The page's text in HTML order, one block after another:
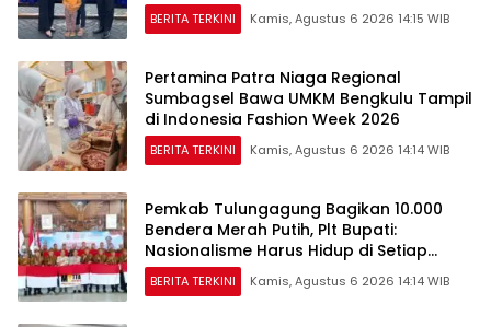
BERITA TERKINI Kamis, Agustus 6 2026 14:15 WIB
Pertamina Patra Niaga Regional
Sumbagsel Bawa UMKM Bengkulu Tampil
di Indonesia Fashion Week 2026
BERITA TERKINI Kamis, Agustus 6 2026 14:14 WIB
Pemkab Tulungagung Bagikan 10.000
Bendera Merah Putih, Plt Bupati:
Nasionalisme Harus Hidup di Setiap
Rumah
BERITA TERKINI Kamis, Agustus 6 2026 14:14 WIB